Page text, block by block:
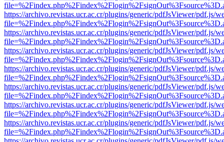
https://archivo.revistas.ucr.ac.cr/plugins/generic/pdfJsViewer/pdf.js/
https://archivo.revistas.ucr.ac.cr/plugins/generic/pdfJsViewer/pdf.js/
https://archivo.revistas.ucr.ac.cr/plugins/generic/pdfJsViewer/pdf.js/
https://archivo.revistas.ucr.ac.cr/plugins/generic/pdfJsViewer/pdf.js/
https://archivo.revistas.ucr.ac.cr/plugins/generic/pdfJsViewer/pdf.js/
https://archivo.revistas.ucr.ac.cr/plugins/generic/pdfJsViewer/pdf.js/
https://archivo.revistas.ucr.ac.cr/plugins/generic/pdfJsViewer/pdf.js/